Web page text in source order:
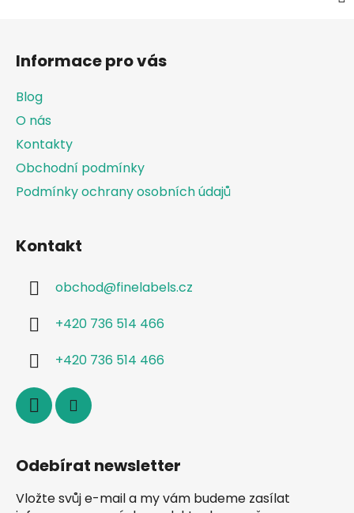
Informace pro vás
Blog
O nás
Kontakty
Obchodní podmínky
Podmínky ochrany osobních údajů
Kontakt
obchod@finelabels.cz
+420 736 514 466
+420 736 514 466
Odebírat newsletter
Vložte svůj e-mail a my vám budeme zasílat